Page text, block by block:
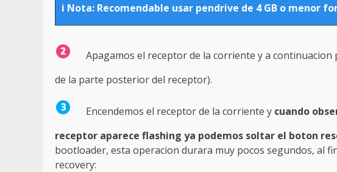
i Nota: Recomendable usar pendrive de 4 GB o menor
Apagamos el receptor de la corriente y a
de la parte posterior del receptor).
Encendemos el receptor de la corriente y cuando
receptor aparece flashing ya podemos soltar el boton
bootloader, esta operacion durara muy pocos segundos, al
recovery: